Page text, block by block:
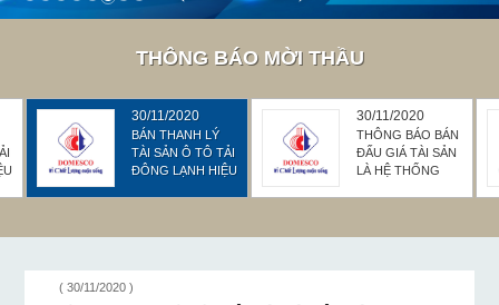
THÔNG BÁO MỜI THẦU
30/11/2020
BÁN THANH LÝ
TÀI SẢN Ô TÔ TẢI
ĐÔNG LẠNH HIỆU
30/11/2020
THÔNG BÁO BÁN
ĐẤU GIÁ TÀI SẢN
LÀ HỆ THỐNG
( 30/11/2020 )